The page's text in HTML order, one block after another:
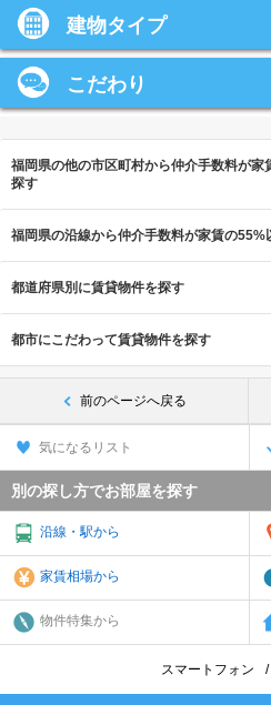
建物タイプ
こだわり
福岡県の他の市区町村から仲介手数料が
探す
福岡県の沿線から仲介手数料が家賃の
都道府県別に賃貸物件を探す
都市にこだわって賃貸物件を探す
前のページへ戻る
気になるリスト
別の探し方でお部屋を探す
沿線・駅から
家賃相場から
物件特集から
スマートフォン